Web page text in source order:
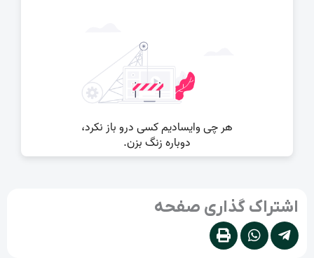
اشتراک گذاری صفحه